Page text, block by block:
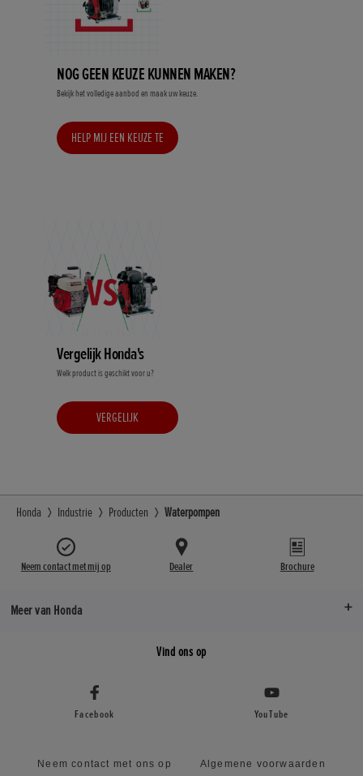
NOG GEEN KEUZE KUNNEN MAKEN?
Bekijk het volledige aanbod en maak uw keuze.
HELP MIJ EEN KEUZE TE
Vergelijk Honda's
Welk product is geschikt voor u?
VERGELIJK
Honda Industrie Producten Waterpompen
Neem contact met mij op Dealer Brochure
Meer van Honda
Vind ons op
Facebook YouTube
Neem contact met ons op Algemene voorwaarden